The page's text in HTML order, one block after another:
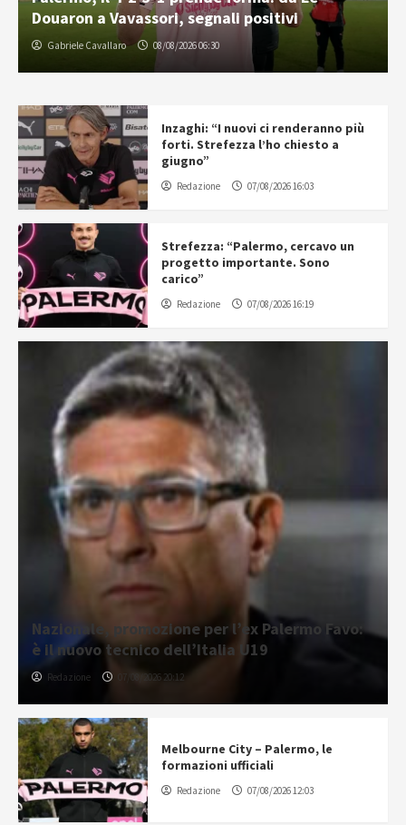
abbonamenti quasi terminati
Redazione 08/08/2026 11:08
Inzaghi: “I nuovi ci renderanno più
forti. Strefezza l’ho chiesto a
giugno”
Redazione 07/08/2026 16:03
Strefezza: “Palermo, cercavo un
progetto importante. Sono
carico”
Redazione 07/08/2026 16:19
Nazionale, promozione per l’ex Palermo Favo:
è il nuovo tecnico dell’Italia U19
Redazione 07/08/2026 20:12
Melbourne City – Palermo, le
formazioni ufficiali
Redazione 07/08/2026 12:03